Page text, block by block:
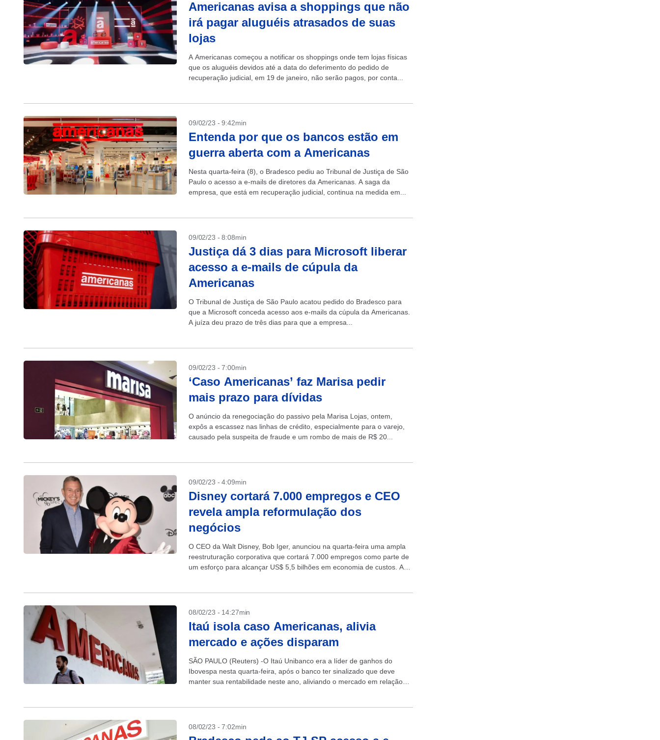
Americanas avisa a shoppings que não
irá pagar aluguéis atrasados de suas
lojas
A Americanas começou a notificar os shoppings onde tem lojas físicas
que os aluguéis devidos até a data do deferimento do pedido de
recuperação judicial, em 19 de janeiro, não serão pagos, por conta...
09/02/23 - 9:42min
Entenda por que os bancos estão em
guerra aberta com a Americanas
Nesta quarta-feira (8), o Bradesco pediu ao Tribunal de Justiça de São
Paulo o acesso a e-mails de diretores da Americanas. A saga da
empresa, que está em recuperação judicial, continua na medida em...
09/02/23 - 8:08min
Justiça dá 3 dias para Microsoft liberar
acesso a e-mails de cúpula da
Americanas
O Tribunal de Justiça de São Paulo acatou pedido do Bradesco para
que a Microsoft conceda acesso aos e-mails da cúpula da Americanas.
A juíza deu prazo de três dias para que a empresa...
09/02/23 - 7:00min
‘Caso Americanas’ faz Marisa pedir
mais prazo para dívidas
O anúncio da renegociação do passivo pela Marisa Lojas, ontem,
expôs a escassez nas linhas de crédito, especialmente para o varejo,
causado pela suspeita de fraude e um rombo de mais de R$ 20...
09/02/23 - 4:09min
Disney cortará 7.000 empregos e CEO
revela ampla reformulação dos
negócios
O CEO da Walt Disney, Bob Iger, anunciou na quarta-feira uma ampla
reestruturação corporativa que cortará 7.000 empregos como parte de
um esforço para alcançar US$ 5,5 bilhões em economia de custos. A
08/02/23 - 14:27min
Itaú isola caso Americanas, alivia
mercado e ações disparam
SÃO PAULO (Reuters) -O Itaú Unibanco era a líder de ganhos do
Ibovespa nesta quarta-feira, após o banco ter sinalizado que deve
manter sua rentabilidade neste ano, aliviando o mercado em relação
08/02/23 - 7:02min